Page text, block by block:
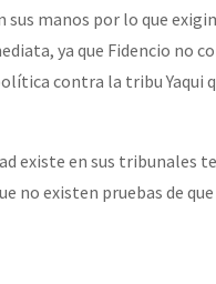
manos por lo que
ya que Fidencio no
contra la tribu Yaqui
existe en sus tribunales
no existen pruebas de